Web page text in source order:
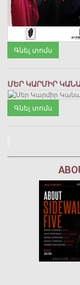
Գնել տոմս
ՄԵՐ ԿԱՐՄԻՐ
Գնել տոմս